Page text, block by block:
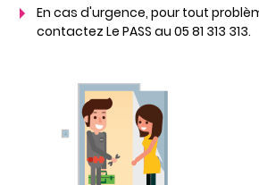
En cas d'urgence, pour tout
contactez Le PASS au 05 81 313 313.